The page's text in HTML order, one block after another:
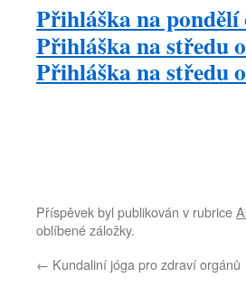
Přihláška na pondělí
Přihláška na středu
Přihláška na středu
Příspěvek byl publikován v rubrice
oblíbené záložky.
← Kundaliní jóga pro zdraví orgánů